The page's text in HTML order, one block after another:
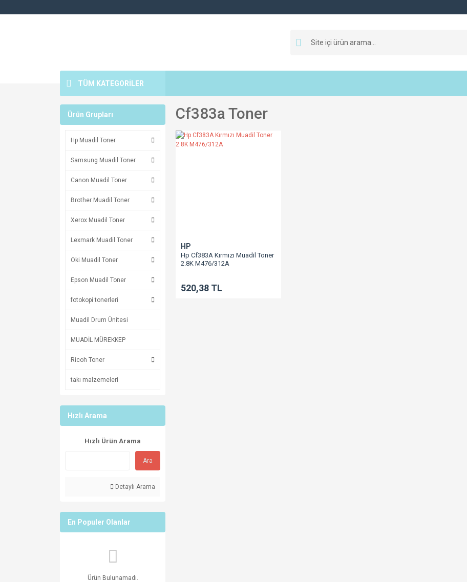
TÜM KATEGORİLER
Ürün Grupları
Hp Muadil Toner
Samsung Muadil Toner
Canon Muadil Toner
Brother Muadil Toner
Xerox Muadil Toner
Lexmark Muadil Toner
Oki Muadil Toner
Epson Muadil Toner
fotokopi tonerleri
Muadil Drum Ünitesi
MUADİL MÜREKKEP
Ricoh Toner
takı malzemeleri
Hızlı Arama
Hızlı Ürün Arama
Ara
Detaylı Arama
En Populer Olanlar
Ürün Bulunamadı.
Cf383a Toner
HP
Hp Cf383A Kırmızı Muadil Toner
2.8K M476/312A
520,38 TL